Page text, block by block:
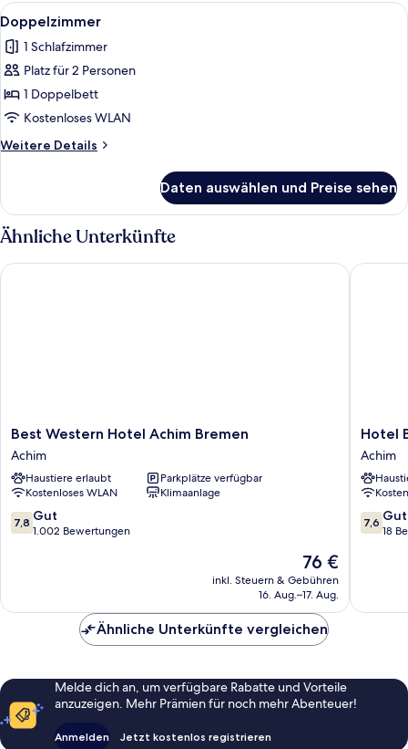
Alle
Fotos
für
Doppelzimmer
anzeigen
2
Doppelzimmer
1 Schlafzimmer
Platz für 2 Personen
1 Doppelbett
Kostenloses WLAN
Weitere Details
Weitere
Daten auswählen und Preise sehen
Ähnliche Unterkünfte
Best
Western
Hotel
Achim
Bremen
Achim
Best Western Hotel Achim Bremen
Achim
Haustiere erlaubt
Parkplätze verfügbar
Kostenloses WLAN
Klimaanlage
7.8
von
7,8 Gut
1.002 Bewertungen
Der
Preis
beträgt
76 €
inkl. Steuern & Gebühren
16. Aug.–17. Aug.
Best Western Hotel Achim Bremen
Hotel
Bremer
Kreuz
Achim
Hotel
Achim
7.6
von
7,6 Gut
18
Hotel
Ähnliche Unterkünfte vergleichen
Melde dich an, um verfügbare Rabatte und Vorteile
anzuzeigen. Mehr Prämien für noch mehr Abenteuer!
Anmelden Jetzt kostenlos registrieren